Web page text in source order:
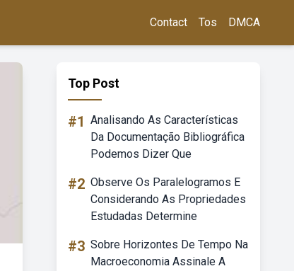
Contact Tos DMCA
Top Post
#1 Analisando As Características
Da Documentação Bibliográfica
Podemos Dizer Que
#2 Observe Os Paralelogramos E
Considerando As Propriedades
Estudadas Determine
#3 Sobre Horizontes De Tempo Na
Macroeconomia Assinale A